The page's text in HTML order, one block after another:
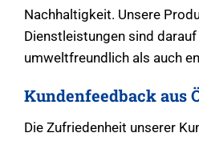
Nachhaltigkeit. Unsere
Dienstleistungen sind
umweltfreundlich als auch
Kundenfeedback aus
Die Zufriedenheit unserer